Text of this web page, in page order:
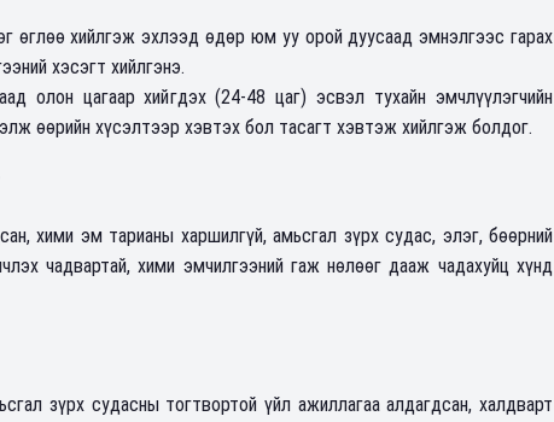
өглөө хийлгэж эхлээд өдөр юм уу орой дуусаад эмнэлгээс гарах
хэсэгт хийлгэнэ.
олон цагаар хийгдэх (24-48 цаг) эсвэл тухайн эмчлүүлэгчийн
өөрийн хүсэлтээр хэвтэх бол тасагт хэвтэж хийлгэж болдог.
хими эм тарианы харшилгүй, амьсгал зүрх судас, элэг, бөөрний
чадвартай, хими эмчилгээний гаж нөлөөг дааж чадахуйц хүнд
зүрх судасны тогтвортой үйл ажиллагаа алдагдсан, халдварт